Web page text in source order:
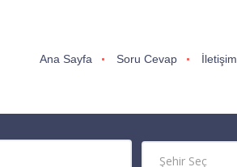
Ana Sayfa Soru Cevap İletişim